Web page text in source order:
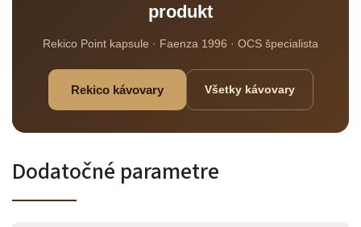
produkt
Rekico Point kapsule · Faenza 1996 · OCS špecialista
Rekico kávovary Všetky kávovary
Dodatočné parametre